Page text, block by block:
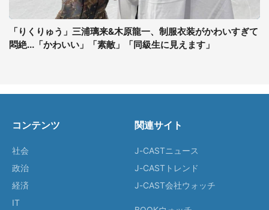
「りくりゅう」三浦璃来&木原龍一、制服衣装がかわいすぎて
悶絶...「かわいい」「素敵」「同級生に見えます」
コンテンツ
社会
政治
経済
IT
関連サイト
J-CASTニュース
J-CASTトレンド
J-CAST会社ウォッチ